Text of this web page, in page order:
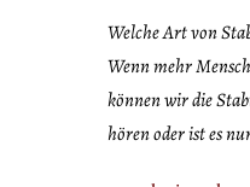
Welche Art von
Wenn mehr
können wir die
hören oder ist es